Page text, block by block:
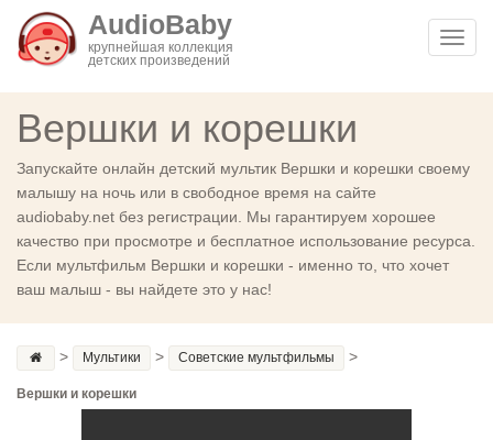
AudioBaby
крупнейшая коллекция
детских произведений
Вершки и корешки
Запускайте онлайн детский мультик Вершки и корешки своему
малышу на ночь или в свободное время на сайте
audiobaby.net без регистрации. Мы гарантируем хорошее
качество при просмотре и бесплатное использование ресурса.
Если мультфильм Вершки и корешки - именно то, что хочет
ваш малыш - вы найдете это у нас!
> Мультики > Советские мультфильмы >
Вершки и корешки